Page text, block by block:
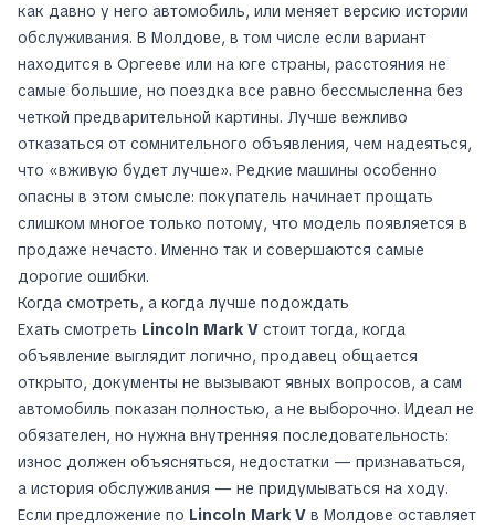
как давно у него автомобиль, или меняет версию истории
обслуживания. В Молдове, в том числе если вариант
находится в Оргееве или на юге страны, расстояния не
самые большие, но поездка все равно бессмысленна без
четкой предварительной картины. Лучше вежливо
отказаться от сомнительного объявления, чем надеяться,
что «вживую будет лучше». Редкие машины особенно
опасны в этом смысле: покупатель начинает прощать
слишком многое только потому, что модель появляется в
продаже нечасто. Именно так и совершаются самые
дорогие ошибки.
Когда смотреть, а когда лучше подождать
Ехать смотреть Lincoln Mark V стоит тогда, когда
объявление выглядит логично, продавец общается
открыто, документы не вызывают явных вопросов, а сам
автомобиль показан полностью, а не выборочно. Идеал не
обязателен, но нужна внутренняя последовательность:
износ должен объясняться, недостатки — признаваться,
а история обслуживания — не придумыватьcя на ходу.
Если предложение по Lincoln Mark V в Молдове оставляет